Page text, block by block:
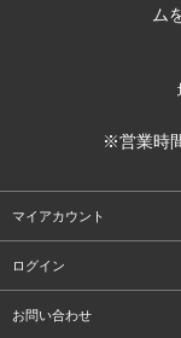
ム
※営業時
マイアカウント
ログイン
お問い合わせ